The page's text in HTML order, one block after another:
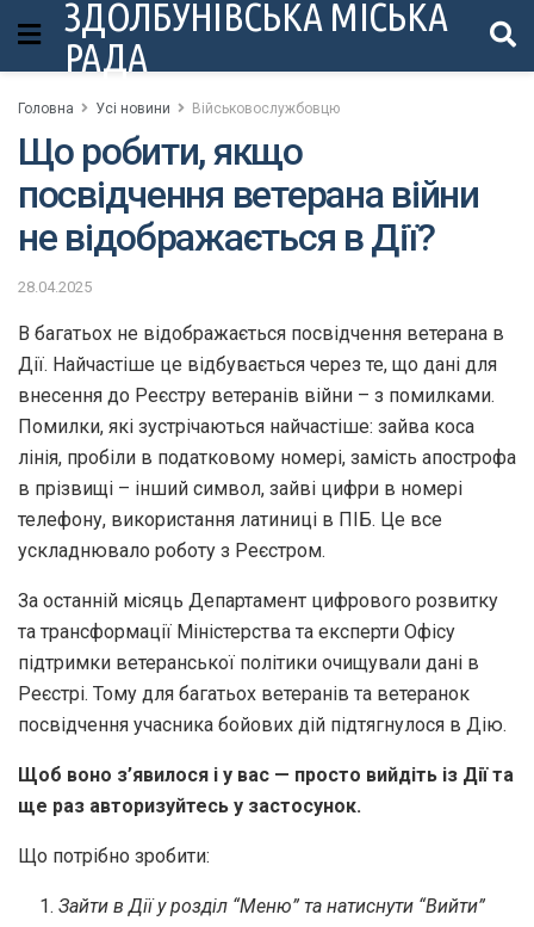
ЗДОЛБУНІВСЬКА МІСЬКА
РАДА
Головна Усі новини Військовослужбовцю
Що робити, якщо
посвідчення ветерана війни
не відображається в Дії?
28.04.2025
В багатьох не відображається посвідчення ветерана в
Дії. Найчастіше це відбувається через те, що дані для
внесення до Реєстру ветеранів війни – з помилками.
Помилки, які зустрічаються найчастіше: зайва коса
лінія, пробіли в податковому номері, замість апострофа
в прізвищі – інший символ, зайві цифри в номері
телефону, використання латиниці в ПІБ. Це все
ускладнювало роботу з Реєстром.
За останній місяць Департамент цифрового розвитку
та трансформації Міністерства та експерти Офісу
підтримки ветеранської політики очищували дані в
Реєстрі. Тому для багатьох ветеранів та ветеранок
посвідчення учасника бойових дій підтягнулося в Дію.
Щоб воно з’явилося і у вас — просто вийдіть із Дії та
ще раз авторизуйтесь у застосунок.
Що потрібно зробити:
Зайти в Дії у розділ “Меню” та натиснути “Вийти”